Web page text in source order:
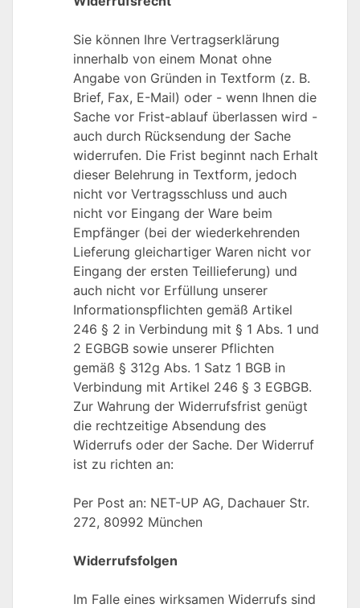
Sie können Ihre Vertragserklärung
innerhalb von einem Monat ohne
Angabe von Gründen in Textform (z. B.
Brief, Fax, E-Mail) oder - wenn Ihnen die
Sache vor Frist-ablauf überlassen wird -
auch durch Rücksendung der Sache
widerrufen. Die Frist beginnt nach Erhalt
dieser Belehrung in Textform, jedoch
nicht vor Vertragsschluss und auch
nicht vor Eingang der Ware beim
Empfänger (bei der wiederkehrenden
Lieferung gleichartiger Waren nicht vor
Eingang der ersten Teillieferung) und
auch nicht vor Erfüllung unserer
Informationspflichten gemäß Artikel
246 § 2 in Verbindung mit § 1 Abs. 1 und
2 EGBGB sowie unserer Pflichten
gemäß § 312g Abs. 1 Satz 1 BGB in
Verbindung mit Artikel 246 § 3 EGBGB.
Zur Wahrung der Widerrufsfrist genügt
die rechtzeitige Absendung des
Widerrufs oder der Sache. Der Widerruf
ist zu richten an:
Per Post an: NET-UP AG, Dachauer Str.
272, 80992 München
Widerrufsfolgen
Im Falle eines wirksamen Widerrufs sind